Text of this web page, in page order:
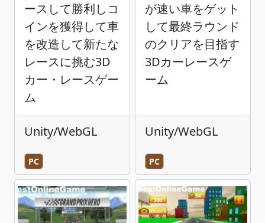
ースして勝利しコ
インを獲得して車
を改造して新たな
レースに挑む3D
カー・レースゲー
ム
Unity/WebGL
PC
が速い車をゲット
して最終ラウンド
のクリアを目指す
3Dカーレースゲ
ーム
Unity/WebGL
PC